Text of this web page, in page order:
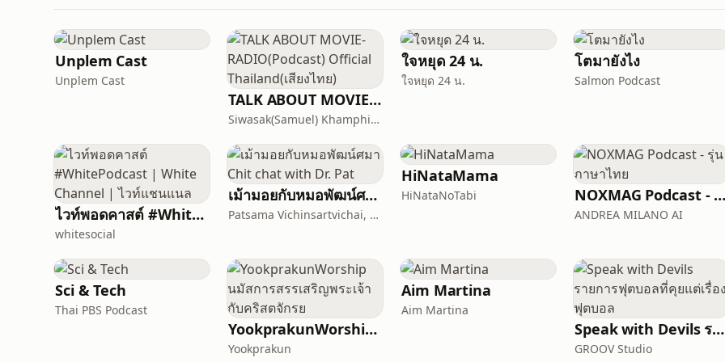
Unplem Cast
Unplem Cast
TALK ABOUT MOVIE-RADIO(Podcast) Official Thailand(เสียงไทย)
Siwasak(Samuel) Khamphiman
ใจหยุด 24 น.
ใจหยุด 24 น.
โตมายังไง
Salmon Podcast
ไวท์พอดคาสต์ #WhitePodcast | White Channel | ไวท์แชนแนล
whitesocial
เม้ามอยกับหมอพัฒน์ศมา Chit chat with Dr. Pat
Patsama Vichinsartvichai, MD., MClinEmbryol, EFOG-EBCOG, EFRM-ESHRE/EBCOG.
HiNataMama
HiNataNoTabi NOXMAG Podcast
ANDREA MILANO AI
Sci & Tech
Thai PBS Podcast
YookprakunWorship นมัสการสรรเสริญพระเจ้ากับคริสตจักรย
Yookprakun
Aim Martina
Aim Martina
Speak with Devils รายการฟุตบอลที่คุยแต่เรื่องฟุตบอล
GROOV Studio